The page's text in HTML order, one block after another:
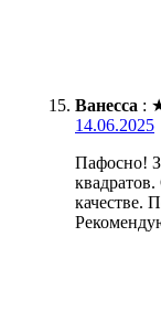
Ванесса :
14.06.2025
Пафосно!
качестве.